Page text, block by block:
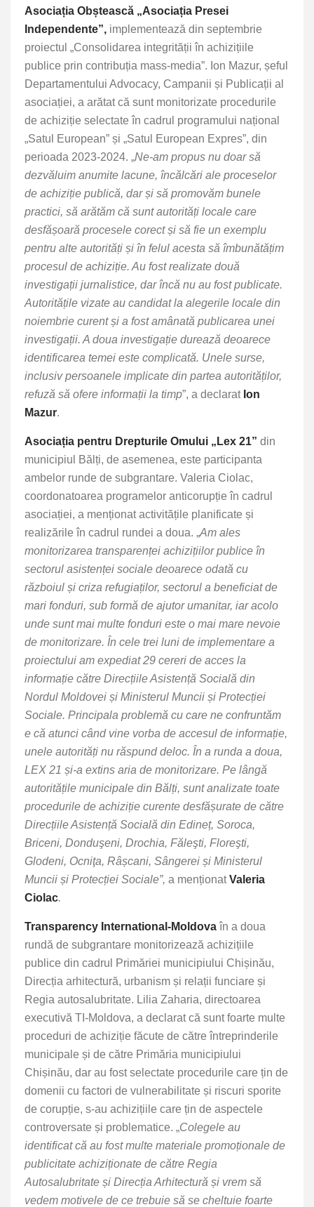
Asociația Obștească „Asociația Presei
Independente”, implementează din septembrie
proiectul „Consolidarea integrității în achizițiile
publice prin contribuția mass-media”. Ion Mazur, șeful
Departamentului Advocacy, Campanii și Publicații al
asociației, a arătat că sunt monitorizate procedurile
de achiziție selectate în cadrul programului național
„Satul European” și „Satul European Expres”, din
perioada 2023-2024. „Ne-am propus nu doar să
dezvăluim anumite lacune, încălcări ale proceselor
de achiziție publică, dar și să promovăm bunele
practici, să arătăm că sunt autorități locale care
desfășoară procesele corect și să fie un exemplu
pentru alte autorități și în felul acesta să îmbunătățim
procesul de achiziție. Au fost realizate două
investigații jurnalistice, dar încă nu au fost publicate.
Autoritățile vizate au candidat la alegerile locale din
noiembrie curent și a fost amânată publicarea unei
investigații. A doua investigație durează deoarece
identificarea temei este complicată. Unele surse,
inclusiv persoanele implicate din partea autorităților,
refuză să ofere informații la timp”, a declarat Ion
Mazur.
Asociația pentru Drepturile Omului „Lex 21” din
municipiul Bălți, de asemenea, este participanta
ambelor runde de subgrantare. Valeria Ciolac,
coordonatoarea programelor anticorupție în cadrul
asociației, a menționat activitățile planificate și
realizările în cadrul rundei a doua. „Am ales
monitorizarea transparenței achizițiilor publice în
sectorul asistenței sociale deoarece odată cu
războiul și criza refugiaților, sectorul a beneficiat de
mari fonduri, sub formă de ajutor umanitar, iar acolo
unde sunt mai multe fonduri este o mai mare nevoie
de monitorizare. În cele trei luni de implementare a
proiectului am expediat 29 cereri de acces la
informație către Direcțiile Asistență Socială din
Nordul Moldovei și Ministerul Muncii și Protecției
Sociale. Principala problemă cu care ne confruntăm
e că atunci când vine vorba de accesul de informație,
unele autorități nu răspund deloc. În a runda a doua,
LEX 21 și-a extins aria de monitorizare. Pe lângă
autoritățile municipale din Bălți, sunt analizate toate
procedurile de achiziție curente desfășurate de către
Direcțiile Asistență Socială din Edineț, Soroca,
Briceni, Donduşeni, Drochia, Făleşti, Floreşti,
Glodeni, Ocniţa, Râșcani, Sângerei și Ministerul
Muncii și Protecției Sociale”, a menționatValeria
Ciolac.
Transparency International-Moldova în a doua
rundă de subgrantare monitorizează achizițiile
publice din cadrul Primăriei municipiului Chișinău,
Direcția arhitectură, urbanism și relații funciare și
Regia autosalubritate. Lilia Zaharia, directoarea
executivă TI-Moldova, a declarat că sunt foarte multe
proceduri de achiziție făcute de către întreprinderile
municipale și de către Primăria municipiului
Chișinău, dar au fost selectate procedurile care țin de
domenii cu factori de vulnerabilitate și riscuri sporite
de corupție, s-au achizițiile care țin de aspectele
controversate și problematice. „Colegele au
identificat că au fost multe materiale promoționale de
publicitate achiziționate de către Regia
Autosalubritate și Direcția Arhitectură și vrem să
vedem motivele de ce trebuie să se cheltuie foarte